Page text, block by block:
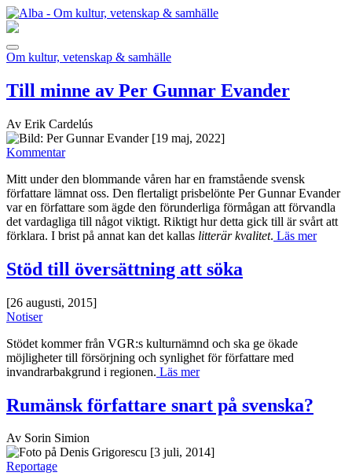
Om kultur, vetenskap & samhälle
Till minne av Per Gunnar Evander
Av Erik Cardelús
[19 maj, 2022]
Kommentar
Mitt under den blommande våren har en framstående svensk
författare lämnat oss. Den flertaligt prisbelönte Per Gunnar Evander
var en författare som ägde den förunderliga förmågan att förvandla
det vardagliga till något viktigt. Riktigt hur detta gick till är svårt att
förklara. I brist på annat kan det kallas litterär kvalitet. Läs mer
Stöd till översättning att söka
[26 augusti, 2015]
Notiser
Stödet kommer från VGR:s kulturnämnd och ska ge ökade
möjligheter till försörjning och synlighet för författare med
invandrarbakgrund i regionen. Läs mer
Rumänsk författare snart på svenska?
Av Sorin Simion
[3 juli, 2014]
Reportage